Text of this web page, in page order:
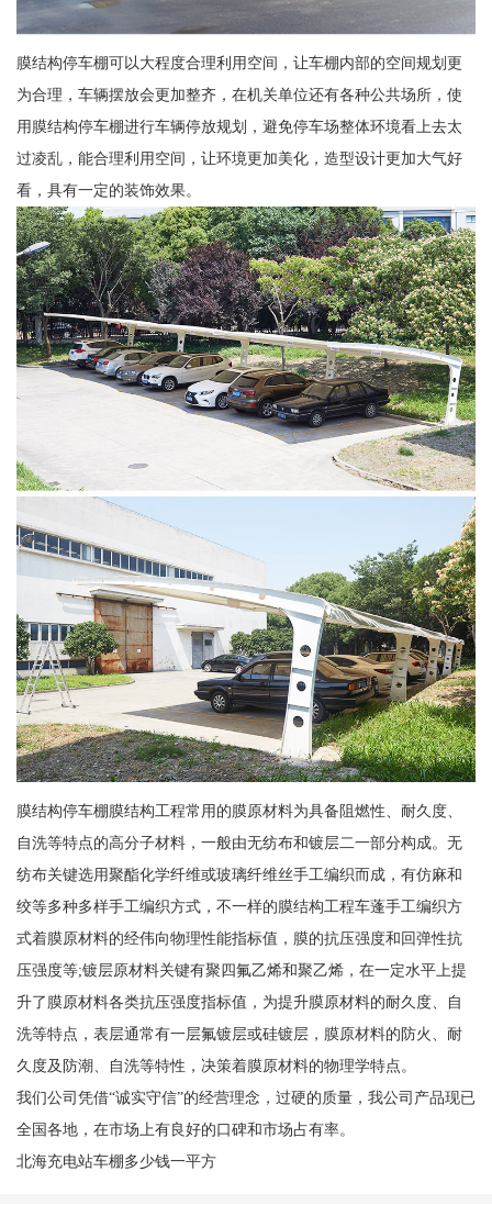
膜结构停车棚可以大程度合理利用空间，让车棚内部的空间规划更
为合理，车辆摆放会更加整齐，在机关单位还有各种公共场所，使
用膜结构停车棚进行车辆停放规划，避免停车场整体环境看上去太
过凌乱，能合理利用空间，让环境更加美化，造型设计更加大气好
看，具有一定的装饰效果。
膜结构停车棚膜结构工程常用的膜原材料为具备阻燃性、耐久度、
自洗等特点的高分子材料，一般由无纺布和镀层二一部分构成。无
纺布关键选用聚酯化学纤维或玻璃纤维丝手工编织而成，有仿麻和
绞等多种多样手工编织方式，不一样的膜结构工程车蓬手工编织方
式着膜原材料的经伟向物理性能指标值，膜的抗压强度和回弹性抗
压强度等;镀层原材料关键有聚四氟乙烯和聚乙烯，在一定水平上提
升了膜原材料各类抗压强度指标值，为提升膜原材料的耐久度、自
洗等特点，表层通常有一层氟镀层或硅镀层，膜原材料的防火、耐
久度及防潮、自洗等特性，决策着膜原材料的物理学特点。
我们公司凭借“诚实守信”的经营理念，过硬的质量，我公司产品现已
全国各地，在市场上有良好的口碑和市场占有率。
北海充电站车棚多少钱一平方